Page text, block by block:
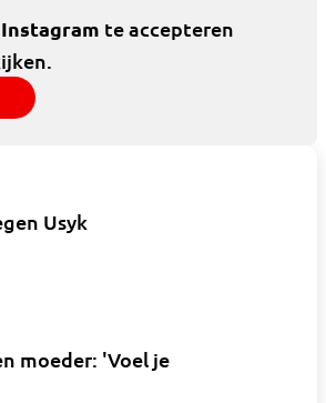
Instagram te accepteren
Usyk
moeder: 'Voel je